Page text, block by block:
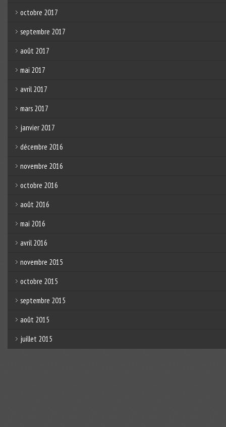
octobre 2017
septembre 2017
août 2017
mai 2017
avril 2017
mars 2017
janvier 2017
décembre 2016
novembre 2016
octobre 2016
août 2016
mai 2016
avril 2016
novembre 2015
octobre 2015
septembre 2015
août 2015
juillet 2015